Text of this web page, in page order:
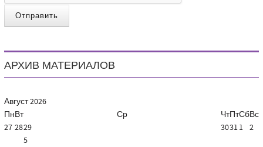
Отправить
АРХИВ МАТЕРИАЛОВ
Август2026
ПнВт Ср ЧтПтСбВс
27 2829 30311 2
5